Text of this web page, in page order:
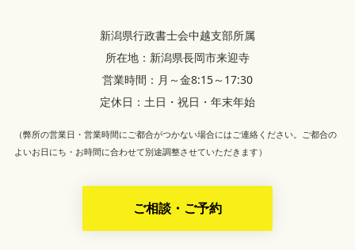
新潟県行政書士会中越支部所属
所在地：新潟県長岡市来迎寺
営業時間：月～金8:15～17:30
定休日：土日・祝日・年末年始
（弊所の営業日・営業時間にご都合がつかない場合にはご連絡ください。ご都合の
よいお日にち・お時間に合わせて別途調整させていただきます）
ご相談・ご予約